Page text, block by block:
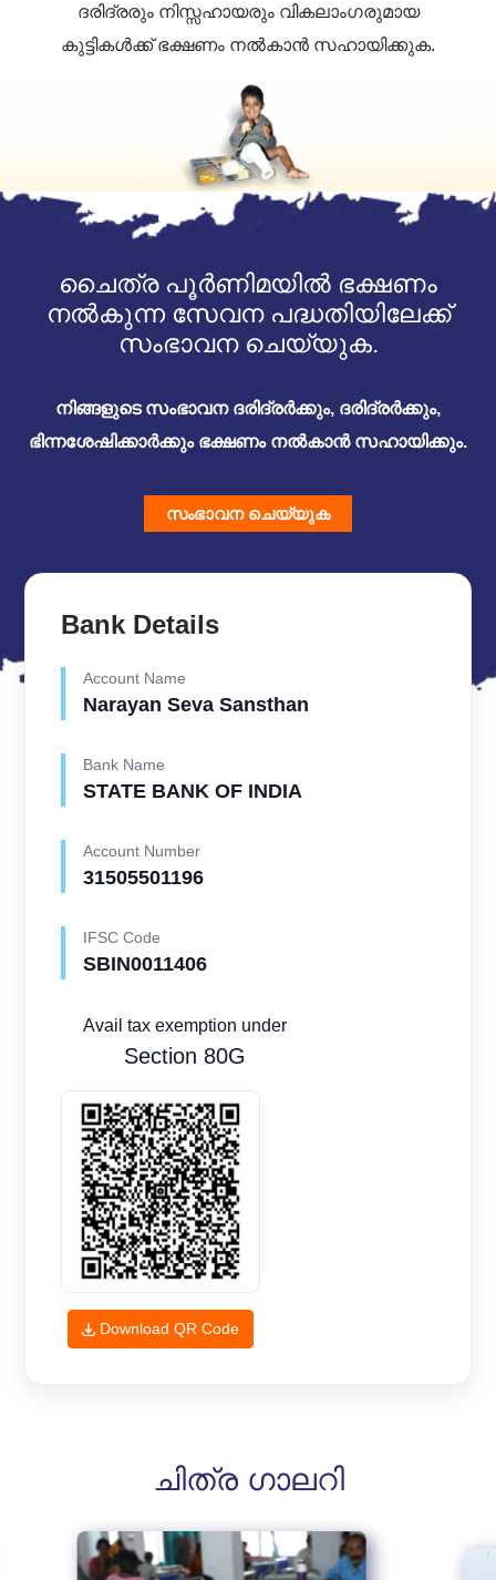
ദരിദ്രരും നിസ്സഹായരും വികലാംഗരുമായ
കുട്ടികൾക്ക് ഭക്ഷണം നൽകാൻ സഹായിക്കുക.
ചൈത്ര പൂർണിമയിൽ ഭക്ഷണം
നൽകുന്ന സേവന പദ്ധതിയിലേക്ക്
സംഭാവന ചെയ്യുക.
നിങ്ങളുടെ സംഭാവന ദരിദ്രർക്കും, ദരിദ്രർക്കും,
ഭിന്നശേഷിക്കാർക്കും ഭക്ഷണം നൽകാൻ സഹായിക്കും.
സംഭാവന ചെയ്യുക
Bank Details
Account Name
Narayan Seva Sansthan
Bank Name
STATE BANK OF INDIA
Account Number
31505501196
IFSC Code
SBIN0011406
Avail tax exemption under
Section 80G
Download QR Code
ചിത്ര ഗാലറി